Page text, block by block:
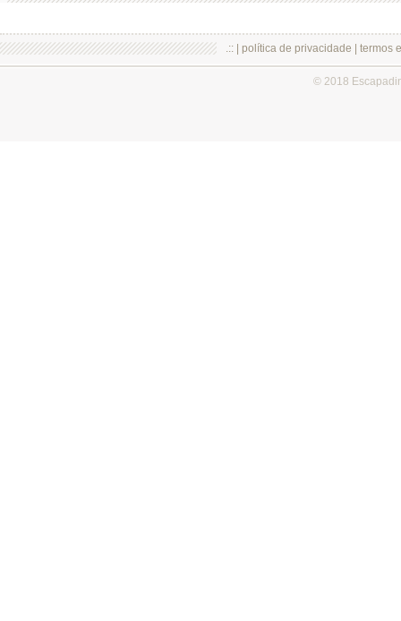
.:: | política de privacidade termos
© 2018